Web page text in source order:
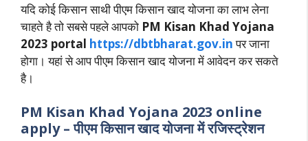
यदि कोई किसान साथी पीएम किसान खाद योजना का लाभ लेना
चाहते है तो सबसे पहले आपको PM Kisan Khad Yojana
2023 portal https://dbtbharat.gov.inपर जाना
होगा। यहां से आप पीएम किसान खाद योजना में आवेदन कर सकते
है।
PM Kisan Khad Yojana 2023 online
apply – पीएम किसान खाद योजना में रजिस्ट्रेशन